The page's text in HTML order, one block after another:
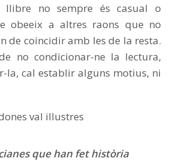
llibre no sempre és casual o
obeeix a altres raons que no
de coincidir amb les de la resta.
no condicionar-ne la lectura,
la, cal establir alguns motius, ni
que han fet història